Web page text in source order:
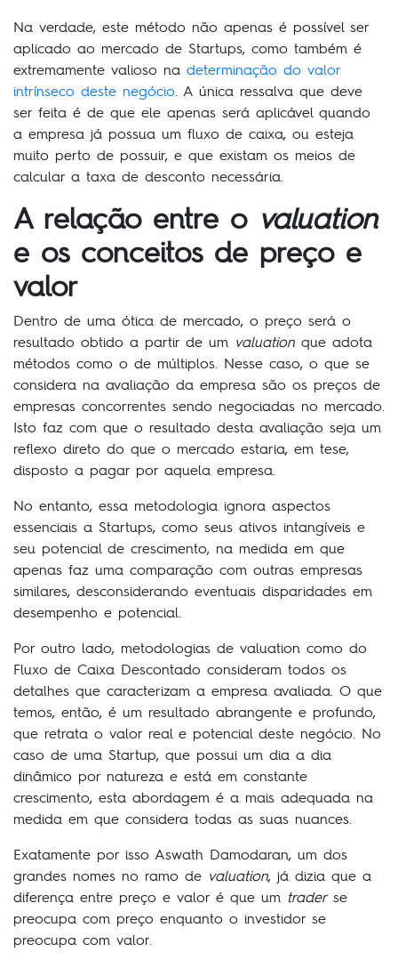
Na verdade, este método não apenas é possível ser
aplicado ao mercado de Startups, como também é
extremamente valioso na determinação do valor
intrínseco deste negócio. A única ressalva que deve
ser feita é de que ele apenas será aplicável quando
a empresa já possua um fluxo de caixa, ou esteja
muito perto de possuir, e que existam os meios de
calcular a taxa de desconto necessária.
A relação entre o valuation
e os conceitos de preço e
valor
Dentro de uma ótica de mercado, o preço será o
resultado obtido a partir de um valuation que adota
métodos como o de múltiplos. Nesse caso, o que se
considera na avaliação da empresa são os preços de
empresas concorrentes sendo negociadas no mercado.
Isto faz com que o resultado desta avaliação seja um
reflexo direto do que o mercado estaria, em tese,
disposto a pagar por aquela empresa.
No entanto, essa metodologia ignora aspectos
essenciais a Startups, como seus ativos intangíveis e
seu potencial de crescimento, na medida em que
apenas faz uma comparação com outras empresas
similares, desconsiderando eventuais disparidades em
desempenho e potencial.
Por outro lado, metodologias de valuation como do
Fluxo de Caixa Descontado consideram todos os
detalhes que caracterizam a empresa avaliada. O que
temos, então, é um resultado abrangente e profundo,
que retrata o valor real e potencial deste negócio. No
caso de uma Startup, que possui um dia a dia
dinâmico por natureza e está em constante
crescimento, esta abordagem é a mais adequada na
medida em que considera todas as suas nuances.
Exatamente por isso Aswath Damodaran, um dos
grandes nomes no ramo de valuation, já dizia que a
diferença entre preço e valor é que um traderse
preocupa com preço enquanto o investidor se
preocupa com valor.